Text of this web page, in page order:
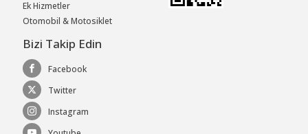
Ek Hizmetler
Otomobil & Motosiklet
Bizi Takip Edin
Facebook
Twitter
Instagram